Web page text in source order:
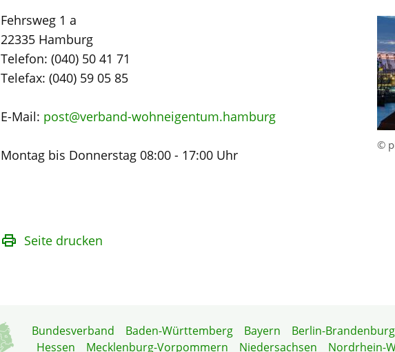
©
Fehrsweg 1 a
22335 Hamburg
Telefon: (040) 50 41 71
Telefax: (040) 59 05 85
E-Mail: post@verband-wohneigentum.hamburg
Montag bis Donnerstag 08:00 - 17:00 Uhr
Seite drucken
Bundesverband Baden-Württemberg Bayern Berlin-Brandenburg
Hessen
Mecklenburg-Vorpommern Niedersachsen Nordrhein-